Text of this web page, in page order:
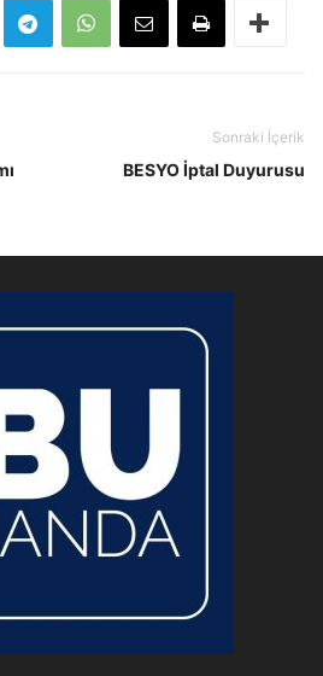
Sonraki İçerik
BESYO İptal Duyurusu